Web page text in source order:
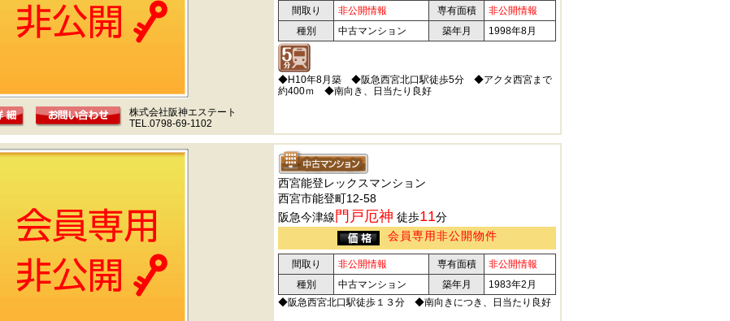
株式会社阪神エステート
TEL.0798-69-1102
間取り 非公開情報 専有面積
非公開情報
種別
中古マンション 築年月 1998年8月
◆H10年8月築 ◆阪急西宮北口駅徒歩5分 ◆アクタ西宮まで
約400ｍ ◆南向き、日当たり良好
西宮能登レックスマンション
西宮市能登町12-58
阪急今津線門戸厄神 徒歩11分
会員専用非公開物件
間取り 非公開情報 専有面積
非公開情報
種別
中古マンション 築年月
1983年2月
◆阪急西宮北口駅徒歩１３分 ◆南向きにつき、日当たり良好